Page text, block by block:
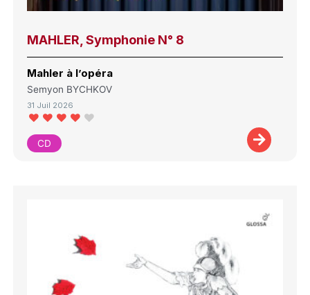
MAHLER, Symphonie N° 8
Mahler à l’opéra
Semyon BYCHKOV
31 Juil 2026
CD